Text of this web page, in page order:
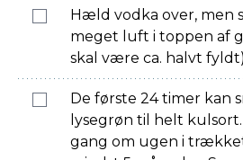
Hæld vodka over, men
meget luft i toppen af
skal være ca. halvt
De første 24 timer kan
lysegrøn til helt kulsort.
gang om ugen i